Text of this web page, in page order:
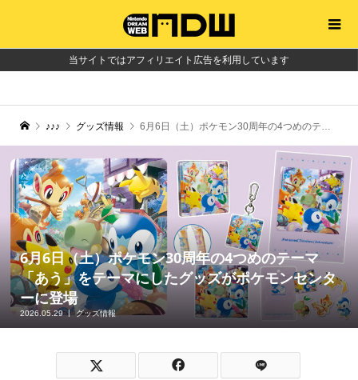
当サイトではアフィリエイト広告を利用しています
♪♪♪ グッズ情報 6月6日（土）ポケモン30周年の4つめのテーマ「あう」をテーマにしたグッズがポケモンセンターに登場
6月6日（土）ポケモン30周年の4つめのテーマ
「あう」をテーマにしたグッズがポケモンセンタ
ーに登場
2026.05.29 グッズ情報